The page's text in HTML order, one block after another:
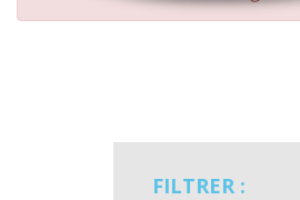
mainMESSAGE
FILTRER :